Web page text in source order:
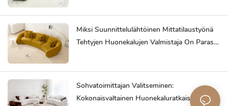
Miksi Suunnittelulähtöinen Mittatilaustyönä
Tehtyjen Huonekalujen Valmistaja On Paras
Sohvatoimittajan Valitseminen:
Kokonaisvaltainen Huonekaluratkaisu